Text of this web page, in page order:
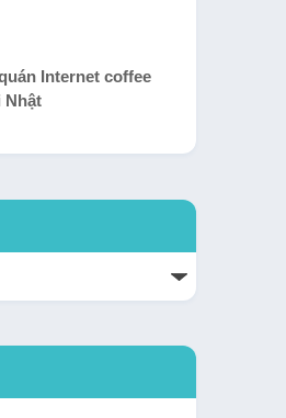
Internet coffee
Nhật